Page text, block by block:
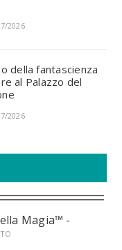
2026
della fantascienza
al Palazzo del
2026
Magia™ -